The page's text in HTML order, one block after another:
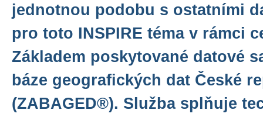
jednotnou podobu s ostatními
pro toto INSPIRE téma v rámci
Základem poskytované datové
báze geografických dat České
(ZABAGED®). Služba splňuje